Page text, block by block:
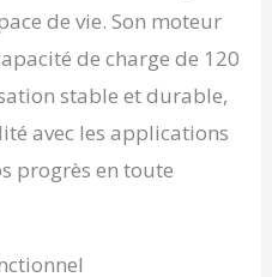
de vie. Son moteur
de charge de 120
stable et durable,
avec les applications
progrès en toute